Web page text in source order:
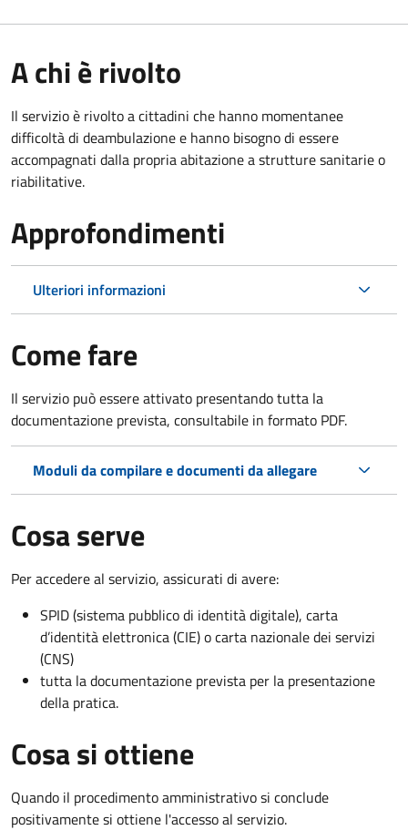
A chi è rivolto
Il servizio è rivolto a cittadini che hanno momentanee
difficoltà di deambulazione e hanno bisogno di essere
accompagnati dalla propria abitazione a strutture sanitarie o
riabilitative.
Approfondimenti
Ulteriori informazioni
Come fare
Il servizio può essere attivato presentando tutta la
documentazione prevista, consultabile in formato PDF.
Moduli da compilare e documenti da allegare
Cosa serve
Per accedere al servizio, assicurati di avere:
SPID (sistema pubblico di identità digitale), carta
d’identità elettronica (CIE) o carta nazionale dei servizi
(CNS)
tutta la documentazione prevista per la presentazione
della pratica.
Cosa si ottiene
Quando il procedimento amministrativo si conclude
positivamente si ottiene l'accesso al servizio.